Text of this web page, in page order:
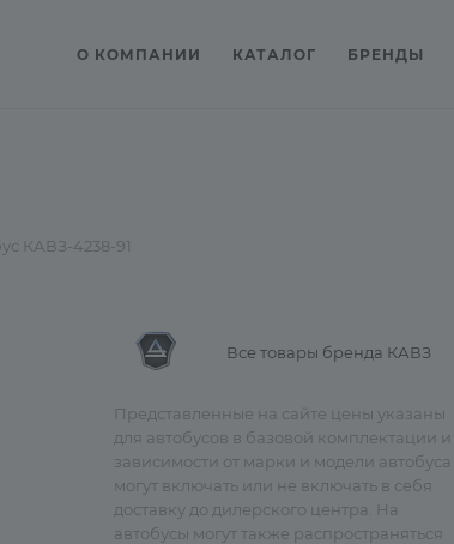
О КОМПАНИИ КАТАЛОГ БРЕНДЫ
КАВЗ-4238-91
Все товары бренда КАВЗ
Представленные на сайте цены указаны
для автобусов в базовой комплектации и
зависимости от марки и модели автобуса
могут включать или не включать в себя
доставку до дилерского центра. На
автобусы могут также распространяться